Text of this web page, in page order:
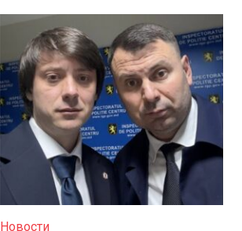
Новости